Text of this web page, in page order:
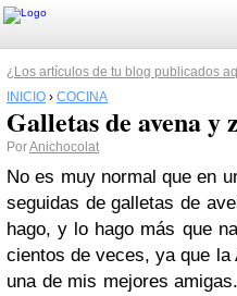
¿Los artículos de tu blog publicados
INICIO › COCINA
Galletas de avena y
PorAnichocolat
No es muy normal que en
seguidas de galletas de
hago, y lo hago más que
cientos de veces, ya que la
una de mis mejores